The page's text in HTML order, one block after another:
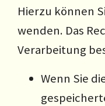
Hierzu können
wenden. Das
Verarbeitung
Wenn Sie